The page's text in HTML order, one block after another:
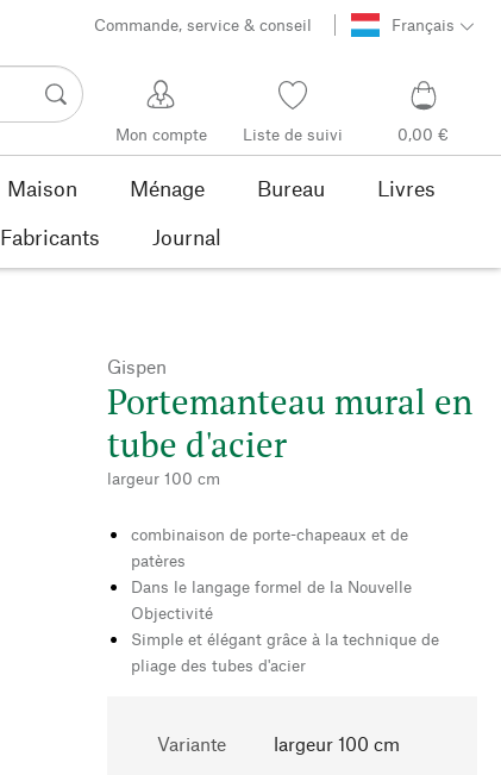
Commande, service & conseil Français
Mon compte Liste de suivi 0,00 €
Maison Ménage Bureau
Livres
Fabricants Journal
Gispen
Portemanteau mural en
tube d'acier
largeur 100 cm
combinaison de porte-chapeaux et de
patères
Dans le langage formel de la Nouvelle
Objectivité
Simple et élégant grâce à la technique de
pliage des tubes d'acier
Variante largeur 100 cm